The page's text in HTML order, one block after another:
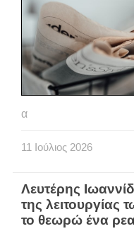
α
11 Ιούλιος 2026
Λευτέρης
της λειτουργίας
το θεωρώ ένα